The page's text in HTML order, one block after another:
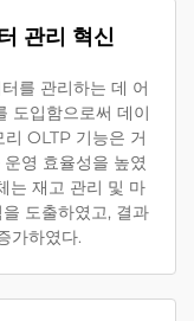
관리 혁신
를 관리하는 데 어
도입함으로써 데이
OLTP 기능은 거
영 효율성을 높였
는 재고 관리 및 마
도출하였고, 결과
가하였다.